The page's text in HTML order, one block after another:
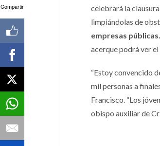
celebrará la
limpiándolas de
empresas públicas.
acerque podrá ver
“Estoy convencido
mil personas a
Francisco. “Los
obispo auxiliar de
Compartir